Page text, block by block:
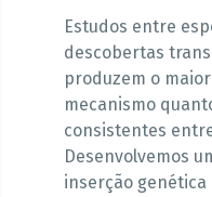
Estudos entre
descobertas
produzem o
mecanismo
consistentes
Desenvolvemos
inserção